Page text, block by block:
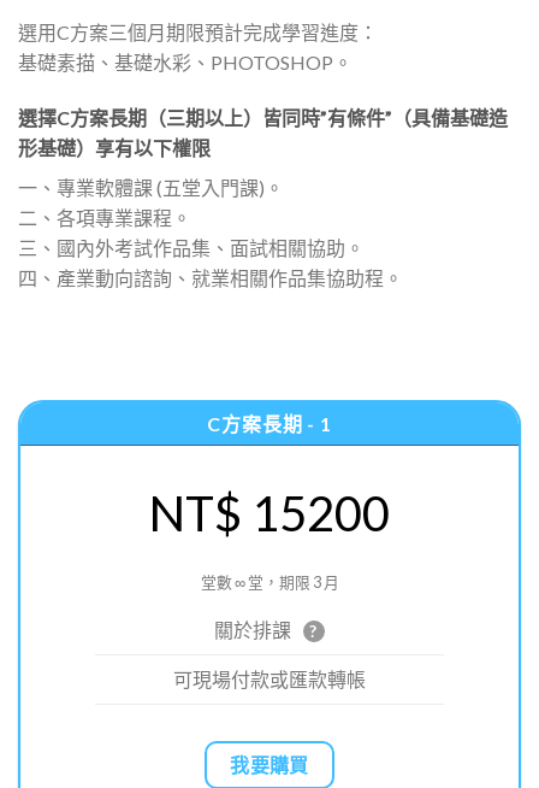
選用C方案三個月期限預計完成學習進度：
基礎素描、基礎水彩、PHOTOSHOP。
選擇C方案長期（三期以上）皆同時”有條件”（具備基礎造
形基礎）享有以下權限
一、專業軟體課 (五堂入門課)。
二、各項專業課程。
三、國內外考試作品集、面試相關協助。
四、產業動向諮詢、就業相關作品集協助程。
C方案長期 - 1
NT$ 15200
堂數 ∞ 堂，期限 3 月
關於排課 ?
可現場付款或匯款轉帳
我要購買